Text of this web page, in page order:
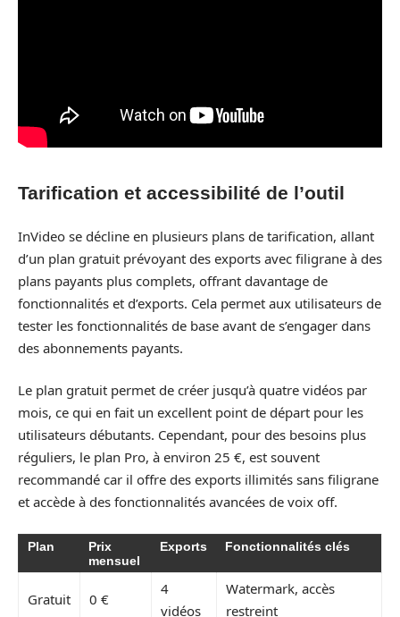
Tarification et accessibilité de l’outil
InVideo se décline en plusieurs plans de tarification, allant
d’un plan gratuit prévoyant des exports avec filigrane à des
plans payants plus complets, offrant davantage de
fonctionnalités et d’exports. Cela permet aux utilisateurs de
tester les fonctionnalités de base avant de s’engager dans
des abonnements payants.
Le plan gratuit permet de créer jusqu’à quatre vidéos par
mois, ce qui en fait un excellent point de départ pour les
utilisateurs débutants. Cependant, pour des besoins plus
réguliers, le plan Pro, à environ 25 €, est souvent
recommandé car il offre des exports illimités sans filigrane
et accède à des fonctionnalités avancées de voix off.
Plan
Prix
mensuel
Exports Fonctionnalités clés
Gratuit 0 €
4
vidéos
Watermark, accès
restreint